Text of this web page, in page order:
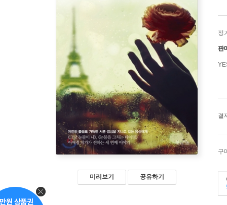
미리보기 공유하기
정
판
결
구